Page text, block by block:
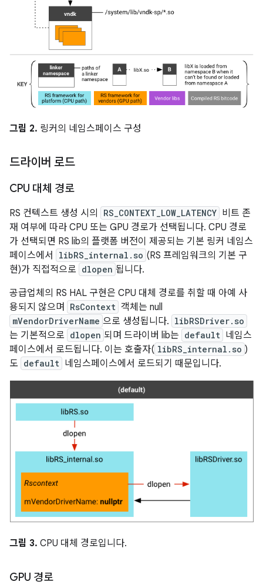
그림 2. 링커의 네임스페이스 구성
드라이버 로드
CPU 대체 경로
RS 컨텍스트 생성 시의 RS_CONTEXT_LOW_LATENCY 비트 존
재 여부에 따라 CPU 또는 GPU 경로가 선택됩니다. CPU 경로
가 선택되면 RS lib의 플랫폼 버전이 제공되는 기본 링커 네임스
페이스에서
libRS_internal.so (RS 프레임워크의 기본 구
현)가 직접적으로 dlopen 됩니다.
공급업체의 RS HAL 구현은 CPU 대체 경로를 취할 때 아예 사
용되지 않으며
RsContext 객체는 null
mVendorDriverName 으로 생성됩니다. libRSDriver.so
는 기본적으로 dlopen 되며 드라이버 lib는 default 네임스
페이스에서 로드됩니다. 이는 호출자( libRS_internal.so )
도 default 네임스페이스에서 로드되기 때문입니다.
그림 3. CPU 대체 경로입니다.
GPU 경로